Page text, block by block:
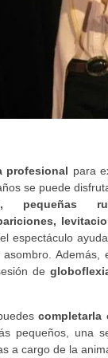
profesional para
se puede
pequeñas
espectáculo
Además,
de
completarla
pequeños, una
a cargo de la